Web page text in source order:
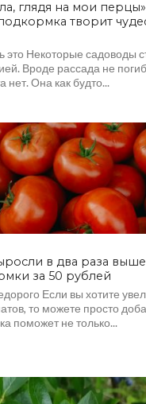
глядя на мои
творит
это Некоторые садоводы
Вроде рассада не
нет. Она как будто...
в два раза выше
за 50 рублей
Если вы хотите
то можете просто
поможет не только...